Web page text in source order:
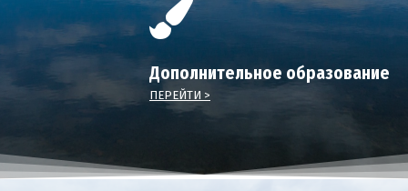
Дополнительное образование
ПЕРЕЙТИ >